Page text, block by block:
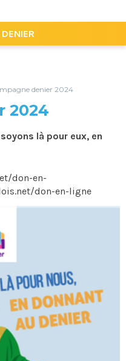
denier 2024
2024
là pour eux, en
don-en-
don-en-ligne